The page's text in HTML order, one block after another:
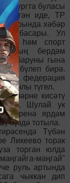
буласы
иде, ТР
турында хәбәр
Ул
һәм спорт
бердәм
баруны гына
бүлеп бирә.
федерация
түгел.
кисәтү
Шулай ук
ярдәм
күздә тотыла.
Түбән
Ликеево торак
торган юлда
маңгай"
руль артында
чыккан дип